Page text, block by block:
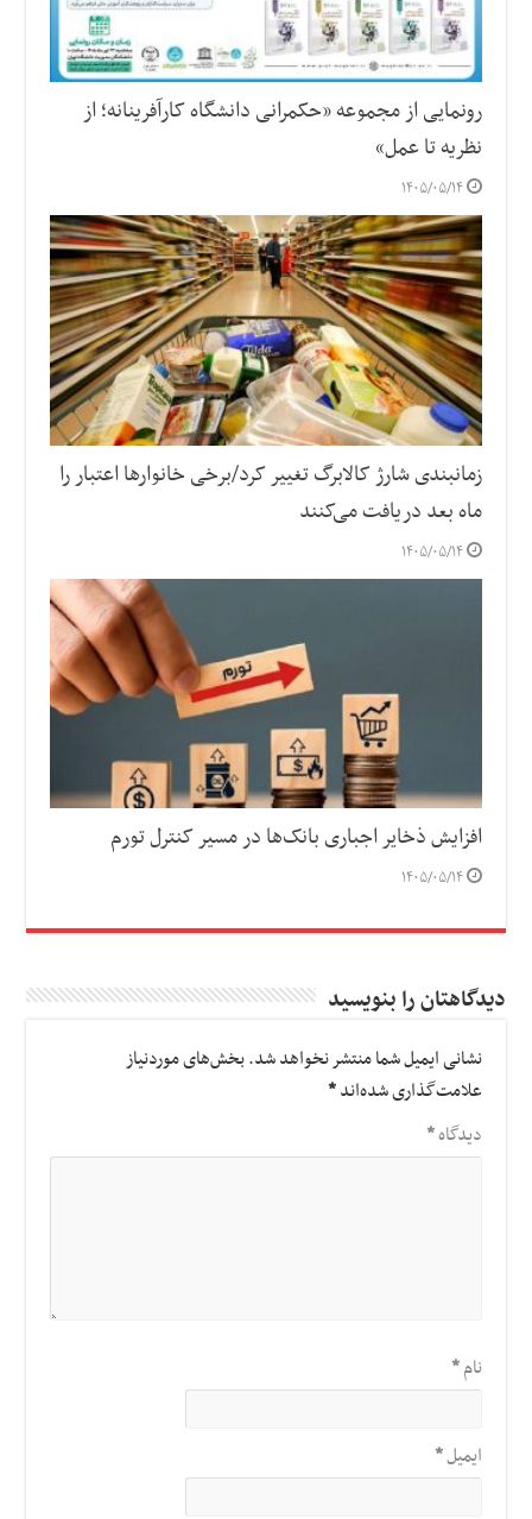
رونمایی از مجموعه «حکمرانی دانشگاه کارآفرینانه؛ از
نظریه تا عمل»
۱۴۰۵/۰۵/۱۴
زمانبندی شارژ کالابرگ تغییر کرد/برخی خانوارها اعتبار را
ماه بعد دریافت می‌کنند
۱۴۰۵/۰۵/۱۴
افزایش ذخایر اجباری بانک‌ها در مسیر کنترل تورم
۱۴۰۵/۰۵/۱۴
دیدگاهتان را بنویسید
نشانی ایمیل شما منتشر نخواهد شد.بخش‌های موردنیاز
علامت‌گذاری شده‌اند*
دیدگاه*
نام*
ایمیل*